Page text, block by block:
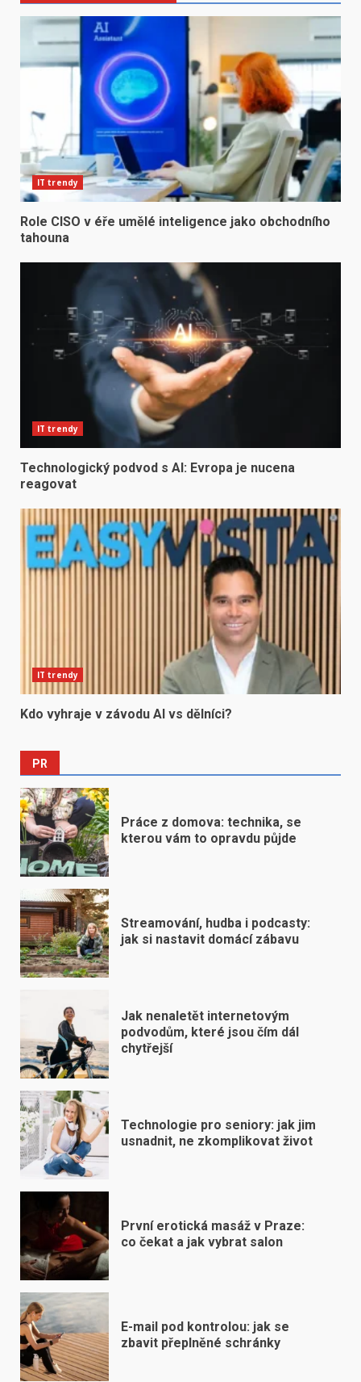
IT trendy
Role CISO v éře umělé inteligence jako obchodního
tahouna
IT trendy
Technologický podvod s AI: Evropa je nucena
reagovat
IT trendy
Kdo vyhraje v závodu AI vs dělníci?
PR
Práce z domova: technika, se
kterou vám to opravdu půjde
Streamování, hudba i podcasty:
jak si nastavit domácí zábavu
Jak nenaletět internetovým
podvodům, které jsou čím dál
chytřejší
Technologie pro seniory: jak jim
usnadnit, ne zkomplikovat život
První erotická masáž v Praze:
co čekat a jak vybrat salon
E-mail pod kontrolou: jak se
zbavit přeplněné schránky